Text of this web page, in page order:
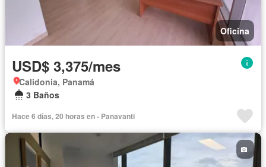
Oficina
USD$ 3,375/mes
Calidonia, Panamá
3 Baños
Hace 6 días, 20 horas en - Panavanti